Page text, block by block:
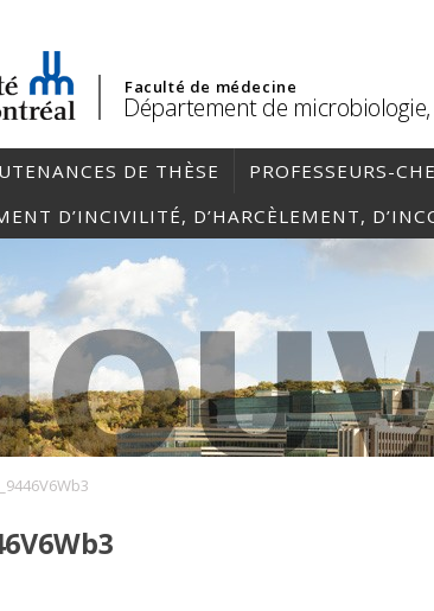
Faculté de médecine
Département de
DE THÈSE PROFESSEURS-
D’INCIVILITÉ, D’HARCÈLEMENT,